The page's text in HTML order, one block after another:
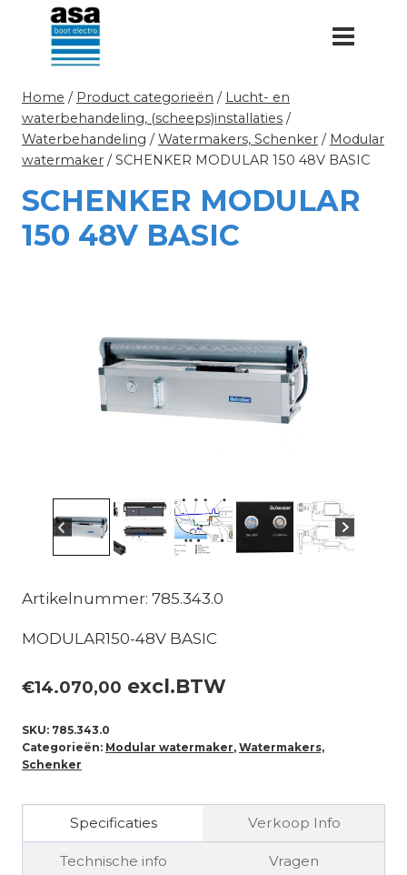
Doorgaan
inhoud
Home / Product categorieën / Lucht- en
waterbehandeling, (scheeps)installaties /
Waterbehandeling / Watermakers, Schenker / Modular
watermaker / SCHENKER MODULAR 150 48V BASIC
SCHENKER MODULAR
150 48V BASIC
Artikelnummer: 785.343.0
MODULAR150-48V BASIC
€14.070,00 excl.BTW
SKU: 785.343.0
Categorieën: Modular watermaker, Watermakers,
Schenker
Specificaties Verkoop Info
Technische info Vragen